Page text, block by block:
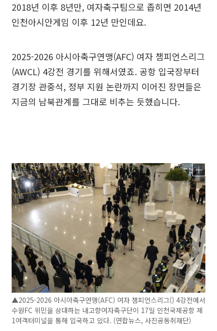
2018년 이후 8년만, 여자축구팀으로 좁히면 2014년
인천아시안게임 이후 12년 만인데요.
2025-2026 아시아축구연맹(AFC) 여자 챔피언스리그
(AWCL) 4강전 경기를 위해서였죠. 공항 입국장부터
경기장 관중석, 정부 지원 논란까지 이어진 장면들은
지금의 남북관계를 그대로 비추는 듯했습니다.
▲2025-2026 아시아축구연맹(AFC) 여자 챔피언스리그() 4강전에서
수원FC 위민을 상대하는 내고향여자축구단이 17일 인천국제공항 제
1여객터미널을 통해 입국하고 있다. (연합뉴스, 사진공동취재단)